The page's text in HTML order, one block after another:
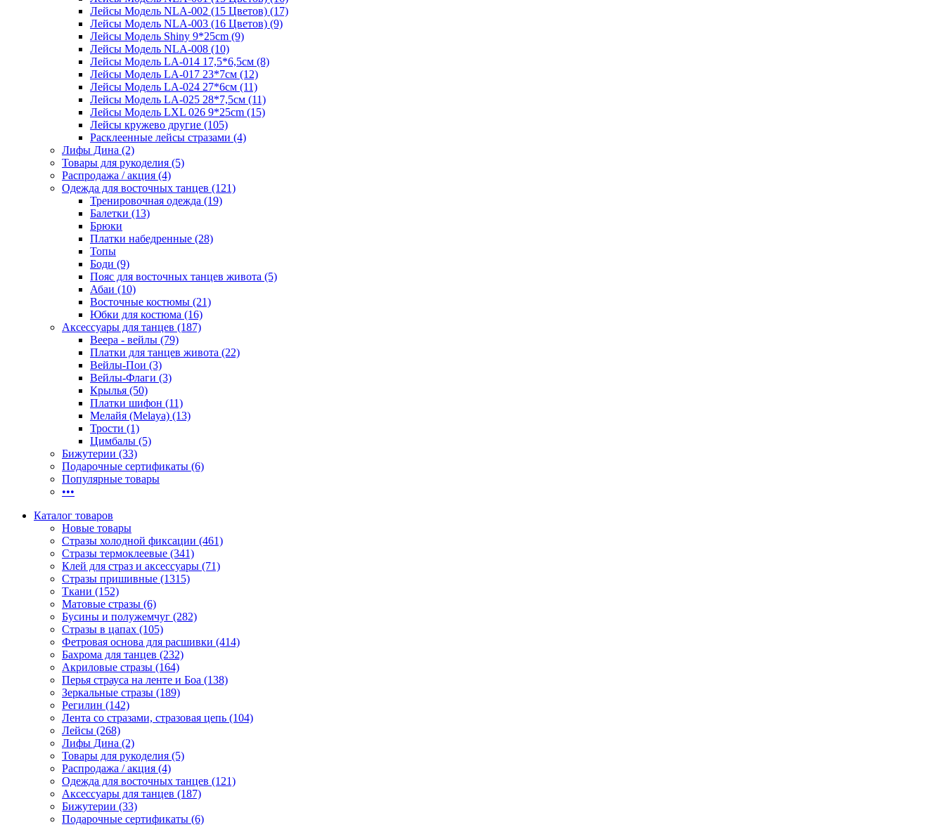
Лейсы Модель NLA-002 (15 Цветов) (17)
Лейсы Модель NLA-003 (16 Цветов) (9)
Лейсы Модель Shiny 9*25cm (9)
Лейсы Модель NLA-008 (10)
Лейсы Модель LA-014 17,5*6,5см (8)
Лейсы Модель LA-017 23*7см (12)
Лейсы Модель LA-024 27*6см (11)
Лейсы Модель LA-025 28*7,5см (11)
Лейсы Модель LXL 026 9*25cm (15)
Лейсы кружево другие (105)
Расклеенные лейсы стразами (4)
Лифы Дина (2)
Товары для рукоделия (5)
Распродажа / акция (4)
Одежда для восточных танцев (121)
Тренировочная одежда (19)
Балетки (13)
Брюки
Платки набедренные (28)
Топы
Боди (9)
Пояс для восточных танцев живота (5)
Абаи (10)
Восточные костюмы (21)
Юбки для костюма (16)
Аксессуары для танцев (187)
Веера - вейлы (79)
Платки для танцев живота (22)
Вейлы-Пои (3)
Вейлы-Флаги (3)
Крылья (50)
Платки шифон (11)
Мелайя (Melaya) (13)
Трости (1)
Цимбалы (5)
Бижутерии (33)
Подарочные сертификаты (6)
Популярные товары
•••
Каталог товаров
Новые товары
Стразы холодной фиксации (461)
Стразы термоклеевые (341)
Клей для страз и аксессуары (71)
Стразы пришивные (1315)
Ткани (152)
Матовые стразы (6)
Бусины и полужемчуг (282)
Стразы в цапах (105)
Фетровая основа для расшивки (414)
Бахрома для танцев (232)
Акриловые стразы (164)
Перья страуса на ленте и Боа (138)
Зеркальные стразы (189)
Регилин (142)
Лента со стразами, стразовая цепь (104)
Лейсы (268)
Лифы Дина (2)
Товары для рукоделия (5)
Распродажа / акция (4)
Одежда для восточных танцев (121)
Аксессуары для танцев (187)
Бижутерии (33)
Подарочные сертификаты (6)